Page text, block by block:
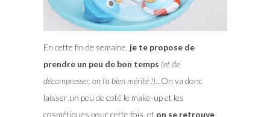
En cette fin de semaine, je te propose de
prendre un peu de bon temps (et de
décompresser, on l’a bien mérité !). ..On va donc
laisser un peu de coté le make-up et les
cosmétiques pour cette fois, et on se retrouve